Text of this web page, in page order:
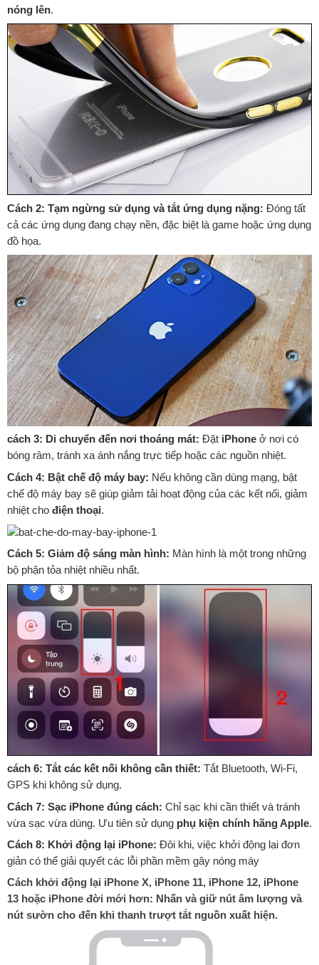
nóng lên.
Cách 2: Tạm ngừng sử dụng và tắt ứng dụng nặng: Đóng tất
cả các ứng dụng đang chạy nền, đặc biệt là game hoặc ứng dụng
đồ họa.
cách 3: Di chuyển đến nơi thoáng mát: Đặt iPhoneở nơi có
bóng râm, tránh xa ánh nắng trực tiếp hoặc các nguồn nhiệt.
Cách 4: Bật chế độ máy bay: Nếu không cần dùng mạng, bật
chế độ máy bay sẽ giúp giảm tải hoạt động của các kết nối, giảm
nhiệt cho điện thoại.
Cách 5: Giảm độ sáng màn hình: Màn hình là một trong những
bộ phận tỏa nhiệt nhiều nhất.
cách 6: Tắt các kết nối không cần thiết: Tắt Bluetooth, Wi-Fi,
GPS khi không sử dụng.
Cách 7: Sạc iPhone đúng cách: Chỉ sạc khi cần thiết và tránh
vừa sạc vừa dùng. Ưu tiên sử dụng phụ kiện chính hãng Apple.
Cách 8: Khởi động lại iPhone: Đôi khi, việc khởi động lại đơn
giản có thể giải quyết các lỗi phần mềm gây nóng máy
Cách khởi động lại iPhone X, iPhone 11, iPhone 12, iPhone
13 hoặc iPhone đời mới hơn: Nhấn và giữ nút âm lượng và
nút sườn cho đến khi thanh trượt tắt nguồn xuất hiện.